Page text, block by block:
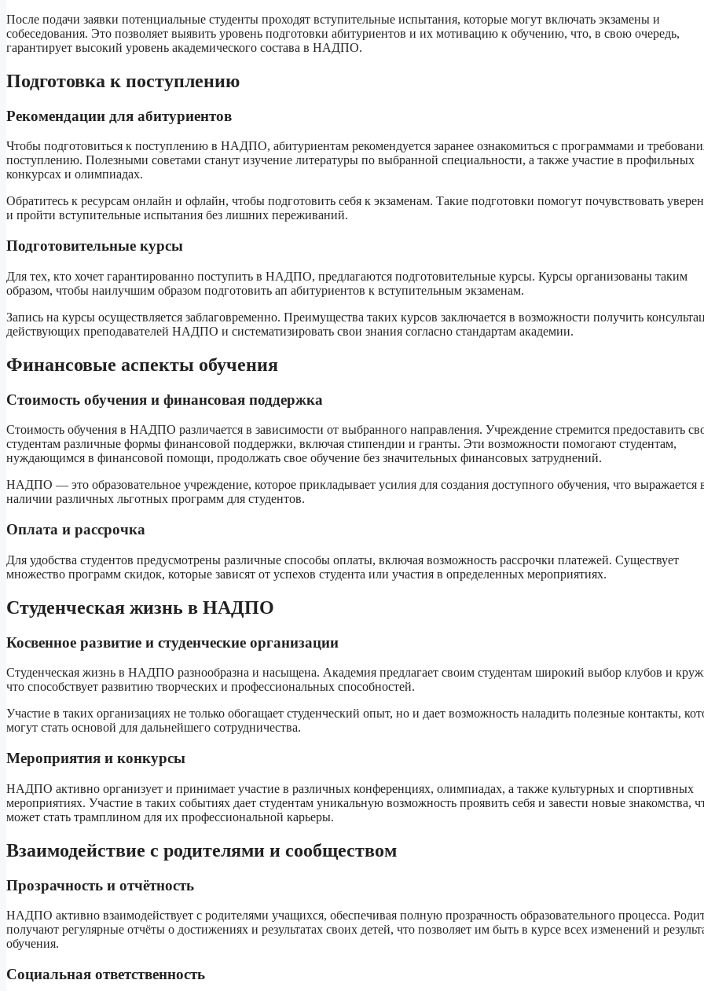
После подачи заявки потенциальные студенты проходят вступительные испытания, которые могут включать экзамены и
собеседования. Это позволяет выявить уровень подготовки абитуриентов и их мотивацию к обучению, что, в свою очередь,
гарантирует высокий уровень академического состава в НАДПО.
Подготовка к поступлению
Рекомендации для абитуриентов
Чтобы подготовиться к поступлению в НАДПО, абитуриентам рекомендуется заранее ознакомиться с программами и
поступлению. Полезными советами станут изучение литературы по выбранной специальности, а также участие в профильных
конкурсах и олимпиадах.
Обратитесь к ресурсам онлайн и офлайн, чтобы подготовить себя к экзаменам. Такие подготовки помогут почувствовать
и пройти вступительные испытания без лишних переживаний.
Подготовительные курсы
Для тех, кто хочет гарантированно поступить в НАДПО, предлагаются подготовительные курсы. Курсы организованы таким
образом, чтобы наилучшим образом подготовить ап абитуриентов к вступительным экзаменам.
Запись на курсы осуществляется заблаговременно. Преимущества таких курсов заключается в возможности получить
действующих преподавателей НАДПО и систематизировать свои знания согласно стандартам академии.
Финансовые аспекты обучения
Стоимость обучения и финансовая поддержка
Стоимость обучения в НАДПО различается в зависимости от выбранного направления. Учреждение стремится предоставить
студентам различные формы финансовой поддержки, включая стипендии и гранты. Эти возможности помогают студентам,
нуждающимся в финансовой помощи, продолжать свое обучение без значительных финансовых затруднений.
НАДПО — это образовательное учреждение, которое прикладывает усилия для создания доступного обучения, что выражается
наличии различных льготных программ для студентов.
Оплата и рассрочка
Для удобства студентов предусмотрены различные способы оплаты, включая возможность рассрочки платежей. Существует
множество программ скидок, которые зависят от успехов студента или участия в определенных мероприятиях.
Студенческая жизнь в НАДПО
Косвенное развитие и студенческие организации
Студенческая жизнь в НАДПО разнообразна и насыщена. Академия предлагает своим студентам широкий выбор клубов и
что способствует развитию творческих и профессиональных способностей.
Участие в таких организациях не только обогащает студенческий опыт, но и дает возможность наладить полезные контакты,
могут стать основой для дальнейшего сотрудничества.
Мероприятия и конкурсы
НАДПО активно организует и принимает участие в различных конференциях, олимпиадах, а также культурных и спортивных
мероприятиях. Участие в таких событиях дает студентам уникальную возможность проявить себя и завести новые знакомства,
может стать трамплином для их профессиональной карьеры.
Взаимодействие с родителями и сообществом
Прозрачность и отчётность
НАДПО активно взаимодействует с родителями учащихся, обеспечивая полную прозрачность образовательного процесса.
получают регулярные отчёты о достижениях и результатах своих детей, что позволяет им быть в курсе всех изменений и
обучения.
Социальная ответственность